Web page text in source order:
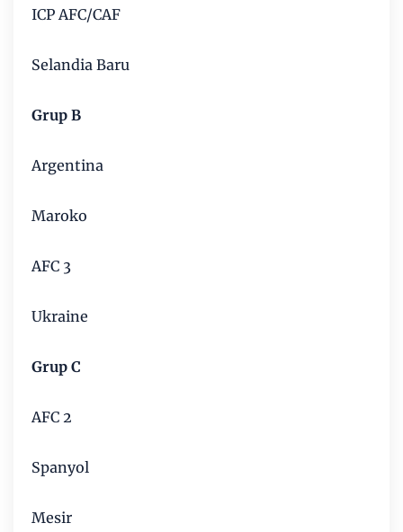
ICP AFC/CAF
Selandia Baru
Grup B
Argentina
Maroko
AFC 3
Ukraine
Grup C
AFC 2
Spanyol
Mesir